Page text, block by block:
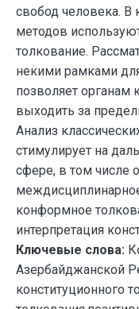
свобод человека. В
методов
толкование.
некими рамками
позволяет органам
выходить за
Анализ
стимулирует на
сфере, в том числе
конформное
интерпретация
Ключевые слова:
Азербайджанской
конституционного